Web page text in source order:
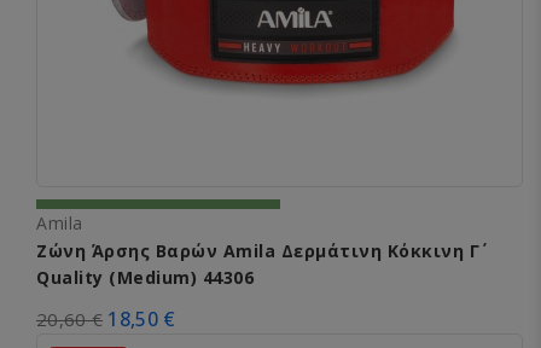
Amila
Ζώνη Άρσης Βαρών Amila Δερμάτινη Κόκκινη Γ΄
Quality (Medium) 44306
20,60 € 18,50 €